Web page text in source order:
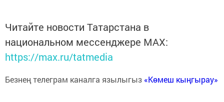
Читайте новости Татарстана в
национальном мессенджере MАХ:
https://max.ru/tatmedia
Безнең телеграм каналга язылыгыз «Көмеш кыңгырау»